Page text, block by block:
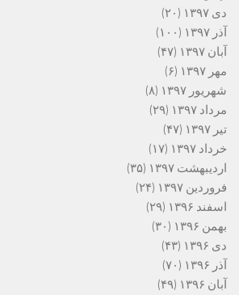
دی ۱۳۹۷
(۲۰)
آذر ۱۳۹۷
(۱۰۰)
آبان ۱۳۹۷
(۴۷)
مهر ۱۳۹۷
(۶)
شهریور ۱۳۹۷
(۸)
مرداد ۱۳۹۷
(۲۹)
تیر ۱۳۹۷
(۴۷)
خرداد ۱۳۹۷
(۱۷)
اردیبهشت ۱۳۹۷
(۳۵)
فروردین ۱۳۹۷
(۲۴)
اسفند ۱۳۹۶
(۲۹)
بهمن ۱۳۹۶
(۳۰)
دی ۱۳۹۶
(۴۳)
آذر ۱۳۹۶
(۷۰)
آبان ۱۳۹۶
(۴۹)